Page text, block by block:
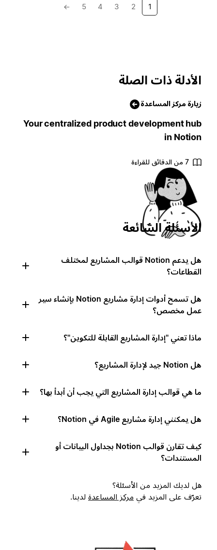
1
2
3
4
5
→
الأدلة ذات الصلة
زيارة مركز المساعدة
Your centralized product development hub
in Notion
7 من الدقائق للقراءة
الأسئلة الشائعة
هل يدعم Notion قوالب المشاريع لمختلف
القطاعات؟
هل تسمح أدوات إدارة مشاريع Notion بإنشاء سير
عمل مخصص؟
ماذا تعني "إدارة المشاريع القابلة للتكوين"؟
هل Notion جيد لإدارة المشاريع؟
ما هي قوالب إدارة المشاريع التي يجب أن أبدأ بها؟
هل يمكنني إدارة مشاريع Agile في Notion؟
كيف تقارن قوالب Notion بجداول البيانات أو
المستندات؟
هل لديك المزيد من الأسئلة؟
تعرّف على المزيد في مركز المساعدة لدينا.